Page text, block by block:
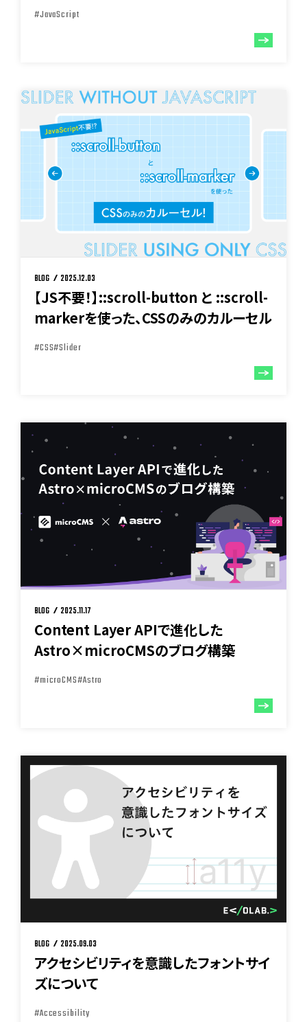
#JavaScript
BLOG 2025.12.03
【JS不要！】::scroll-button と ::scroll-
markerを使った、CSSのみのカルーセル
#CSS#Slider
BLOG 2025.11.17
Content Layer APIで進化した
Astro×microCMSのブログ構築
#microCMS#Astro
BLOG 2025.09.03
アクセシビリティを意識したフォントサイ
ズについて
#Accessibility